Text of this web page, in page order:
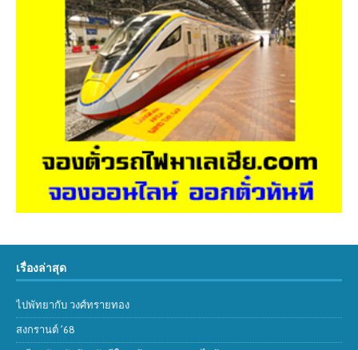
เรื่องล่าสุด
ไปพัทยากับ วงศ์ทรายทอง
สงกรานต์ ’68